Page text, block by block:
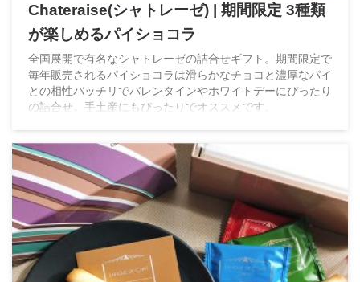
Chateraise(シャトレーゼ) | 期間限定 3種類
が楽しめるパイショコラ
全国展開で有名なシャトレーゼの詰合せギフト。期間限定で
毎年販売されるパイショコラは滑らかなチョコと濃厚なパイ
との相性バッチリでバレンタインやホワイトデーにぴったり
の詰合せ。手土産にもぴったりでオススメです。